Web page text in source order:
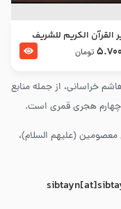
خراسانی، از جمله منابع
چهارم هجری قمری است.
(علیهم السلام)،
القرآن الكريم للشريف
قدس سرّه
تومان